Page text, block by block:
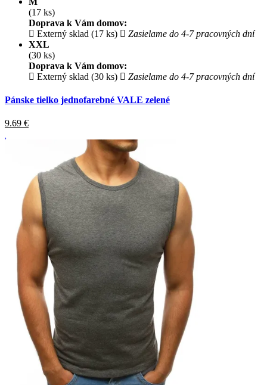
(17 ks)
Doprava k Vám domov:
Externý sklad (17 ks)
Zasielame do 4-7 pracovných dní
XXL
(30 ks)
Doprava k Vám domov:
Externý sklad (30 ks)
Zasielame do 4-7 pracovných dní
Pánske tielko jednofarebné VALE zelené
9.69 €